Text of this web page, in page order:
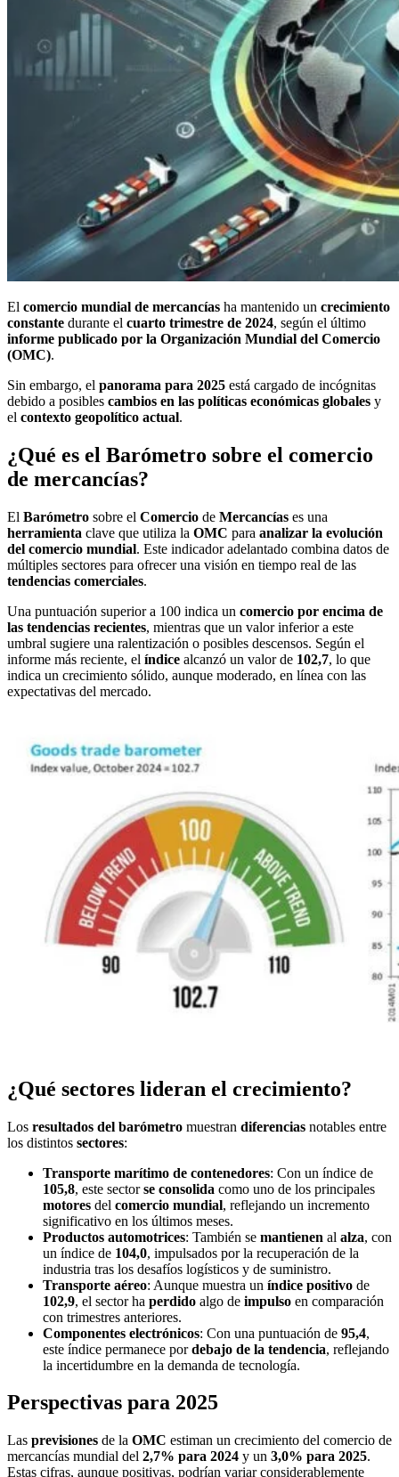
El comercio mundial de mercancías ha mantenido un crecimiento
constante durante el cuarto trimestre de 2024, según el último
informe publicado por la Organización Mundial del Comercio
(OMC).
Sin embargo, el panorama para 2025 está cargado de incógnitas
debido a posibles cambios en las políticas económicas globales y
el contexto geopolítico actual.
¿Qué es el Barómetro sobre el comercio
de mercancías?
El Barómetro sobre el Comercio de Mercancías es una
herramienta clave que utiliza la OMC para analizar la evolución
del comercio mundial. Este indicador adelantado combina datos de
múltiples sectores para ofrecer una visión en tiempo real de las
tendencias comerciales.
Una puntuación superior a 100 indica un comercio por encima de
las tendencias recientes, mientras que un valor inferior a este
umbral sugiere una ralentización o posibles descensos. Según el
informe más reciente, el índice alcanzó un valor de 102,7, lo que
indica un crecimiento sólido, aunque moderado, en línea con las
expectativas del mercado.
¿Qué sectores lideran el crecimiento?
Los resultados del barómetro muestran diferencias notables entre
los distintos sectores:
Transporte marítimo de contenedores: Con un índice de
105,8, este sectorse consolida como uno de los principales
motores del comercio mundial, reflejando un incremento
significativo en los últimos meses.
Productos automotrices: También se mantienen al alza, con
un índice de 104,0, impulsados por la recuperación de la
industria tras los desafíos logísticos y de suministro.
Transporte aéreo: Aunque muestra un índice positivo de
102,9, el sector ha perdido algo de impulso en comparación
con trimestres anteriores.
Componentes electrónicos: Con una puntuación de 95,4,
este índice permanece pordebajo de la tendencia, reflejando
la incertidumbre en la demanda de tecnología.
Perspectivas para 2025
Las previsiones de la OMC estiman un crecimiento del comercio de
mercancías mundial del 2,7% para 2024 y un 3,0% para 2025.
Estas cifras, aunque positivas, podrían variar considerablemente